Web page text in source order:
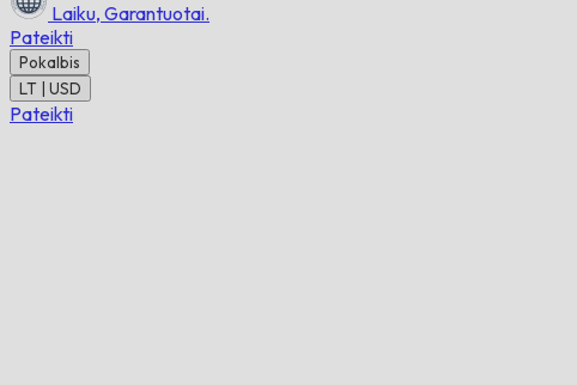
Laiku, Garantuotai.
Pateikti
Pokalbis
LT | USD
Pateikti